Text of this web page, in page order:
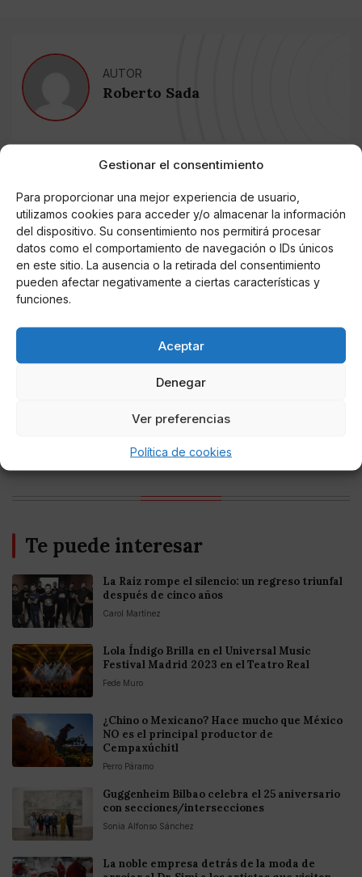
Gestionar el consentimiento
Para proporcionar una mejor experiencia de usuario,
utilizamos cookies para acceder y/o almacenar la información
del dispositivo. Su consentimiento nos permitirá procesar
datos como el comportamiento de navegación o IDs únicos
en este sitio. La ausencia o la retirada del consentimiento
pueden afectar negativamente a ciertas características y
funciones.
Aceptar
Denegar
Ver preferencias
Política de cookies
AUTOR
Roberto Sada
Noticias relacionadas
Online Casino
Mejores Cripto Casinos Online en
Colombia 2025: Bitcoin Casinos
Online Casino
Mejores Casinos Online con Bitcoin y
Mejores casinos online con
criptomonedas y Bitcoin en México 2025
Entretenimiento
Fortnite regresa para iOS en la Unión
Te puede interesar
La Raíz rompe el silencio: un regreso triunfal
después de cinco años
Carol Martínez
Lola Índigo Brilla en el Universal Music
Festival Madrid 2023 en el Teatro Real
Fede Muro
¿Chino o Mexicano? Hace mucho que México
NO es el principal productor de
Cempaxúchitl
Perro Páramo
Guggenheim Bilbao celebra el 25 aniversario
con secciones/intersecciones
Sonia Alfonso Sánchez
La noble empresa detrás de la moda de